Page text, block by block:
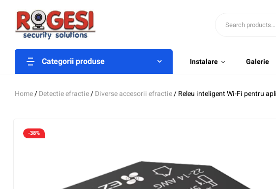
Categorii produse Instalare Galerie
Home/Detectie efractie/Diverse accesorii efractie/ Releu inteligent Wi-Fi pentru
-38%